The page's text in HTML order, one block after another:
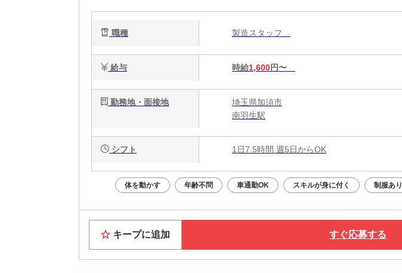
職種 製造スタッフ
給与 時給1,600円〜
勤務地・面接地
埼玉県加須市
南羽生駅
シフト 1日7.5時間 週5日からOK
体を動かす 年齢不問 車通勤OK スキルが身に付く 制服あり
キープに追加 すぐ応募する